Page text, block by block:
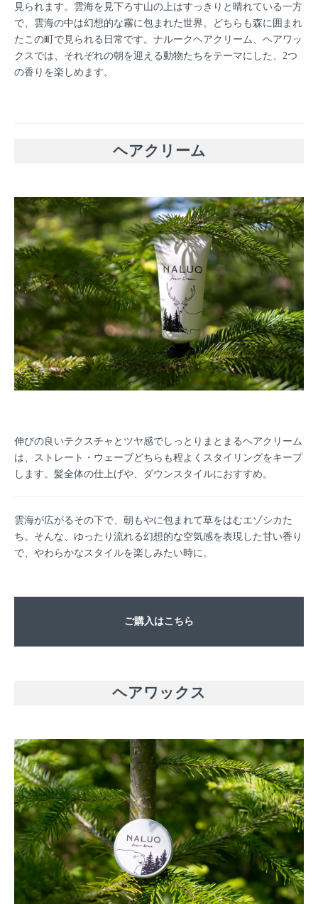
見られます。雲海を見下ろす山の上はすっきりと晴れている一方
で、雲海の中は幻想的な霧に包まれた世界。どちらも森に囲まれ
たこの町で見られる日常です。ナルークヘアクリーム、ヘアワッ
クスでは、それぞれの朝を迎える動物たちをテーマにした、2つ
の香りを楽しめます。
ヘアクリーム
伸びの良いテクスチャとツヤ感でしっとりまとまるヘアクリーム
は、ストレート・ウェーブどちらも程よくスタイリングをキープ
します。髪全体の仕上げや、ダウンスタイルにおすすめ。
雲海が広がるその下で、朝もやに包まれて草をはむエゾシカた
ち。そんな、ゆったり流れる幻想的な空気感を表現した甘い香り
で、やわらかなスタイルを楽しみたい時に。
ご購入はこちら
ヘアワックス